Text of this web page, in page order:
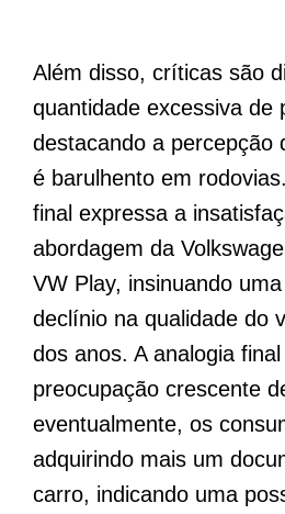
Além disso, críticas são
quantidade excessiva de
destacando a percepção
é barulhento em
final expressa a
abordagem da
VW Play, insinuando
declínio na qualidade do
dos anos. A analogia
preocupação crescente
eventualmente, os
adquirindo mais um
carro, indicando uma